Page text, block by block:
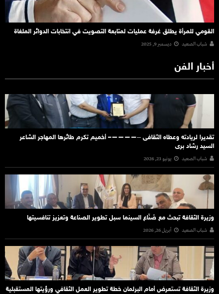
القومي للمرأة يطلق غرفة عمليات لمتابعة التصويت في انتخابات الدوائر الملغاة
شباب الصعيد ديسمبر 9, 2025
أخبار الفن
تقديرا لريادته وعطاه الثقافى ‐‐————– أخميم تكرم طائرها المهاجر الشاعر
السيد رشاد برى
شباب الصعيد يونيو 23, 2026
وزيرة الثقافة تبحث مع صُنّاع السينما سبل تطوير الصناعة وتعزيز تنافسيتها
شباب الصعيد أبريل 26, 2026
وزيرة الثقافة تستعرض أمام البرلمان خطة تطوير العمل الثقافي ورؤيتها المستقبلية